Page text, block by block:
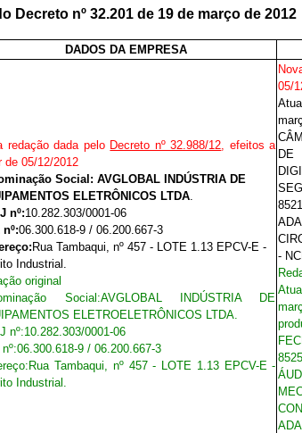
Decreto nº 32.201 de 19 de março de 2012
DADOS DA EMPRESA
redação dada pelo Decreto nº 32.988/12, efeitos a
de 05/12/2012
Social: AVGLOBAL INDÚSTRIA DE
ELETRÔNICOS LTDA.
nº:10.282.303/0001-06
nº:06.300.618-9 / 06.200.667-3
Rua Tambaqui, nº 457 - LOTE 1.13 EPCV-E -
Industrial.
original
Social:AVGLOBAL INDÚSTRIA DE
ELETROELETRÔNICOS LTDA.
nº:10.282.303/0001-06
nº:06.300.618-9 / 06.200.667-3
Rua Tambaqui, nº 457 - LOTE 1.13 EPCV-E -
Industrial.
05/
DE
-